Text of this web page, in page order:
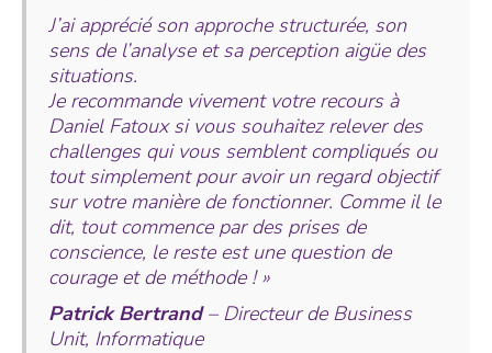
J’ai apprécié son approche structurée, son
sens de l’analyse et sa perception aigüe des
situations.
Je recommande vivement votre recours à
Daniel Fatoux si vous souhaitez relever des
challenges qui vous semblent compliqués ou
tout simplement pour avoir un regard objectif
sur votre manière de fonctionner. Comme il le
dit, tout commence par des prises de
conscience, le reste est une question de
courage et de méthode ! »
Patrick Bertrand– Directeur de Business
Unit, Informatique